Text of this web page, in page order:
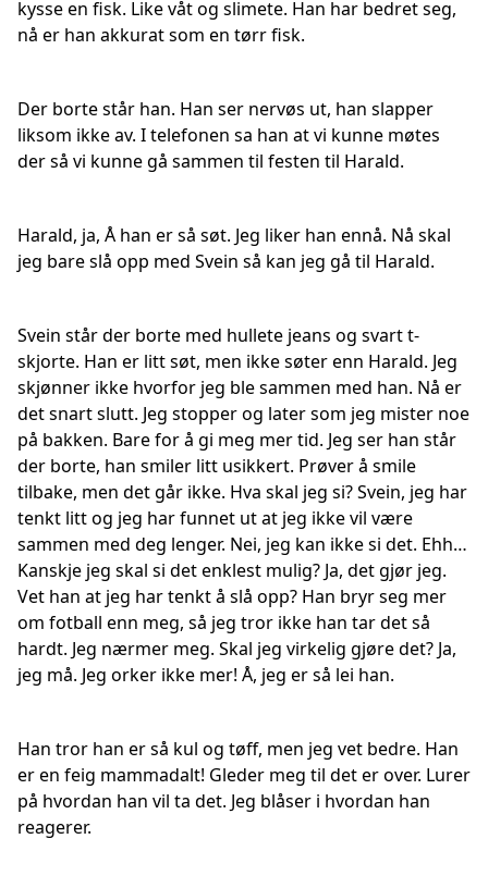
kysse en fisk. Like våt og slimete. Han har bedret seg,
nå er han akkurat som en tørr fisk.
Der borte står han. Han ser nervøs ut, han slapper
liksom ikke av. I telefonen sa han at vi kunne møtes
der så vi kunne gå sammen til festen til Harald.
Harald, ja, Å han er så søt. Jeg liker han ennå. Nå skal
jeg bare slå opp med Svein så kan jeg gå til Harald.
Svein står der borte med hullete jeans og svart t-
skjorte. Han er litt søt, men ikke søter enn Harald. Jeg
skjønner ikke hvorfor jeg ble sammen med han. Nå er
det snart slutt. Jeg stopper og later som jeg mister noe
på bakken. Bare for å gi meg mer tid. Jeg ser han står
der borte, han smiler litt usikkert. Prøver å smile
tilbake, men det går ikke. Hva skal jeg si? Svein, jeg har
tenkt litt og jeg har funnet ut at jeg ikke vil være
sammen med deg lenger. Nei, jeg kan ikke si det. Ehh…
Kanskje jeg skal si det enklest mulig? Ja, det gjør jeg.
Vet han at jeg har tenkt å slå opp? Han bryr seg mer
om fotball enn meg, så jeg tror ikke han tar det så
hardt. Jeg nærmer meg. Skal jeg virkelig gjøre det? Ja,
jeg må. Jeg orker ikke mer! Å, jeg er så lei han.
Han tror han er så kul og tøff, men jeg vet bedre. Han
er en feig mammadalt! Gleder meg til det er over. Lurer
på hvordan han vil ta det. Jeg blåser i hvordan han
reagerer.